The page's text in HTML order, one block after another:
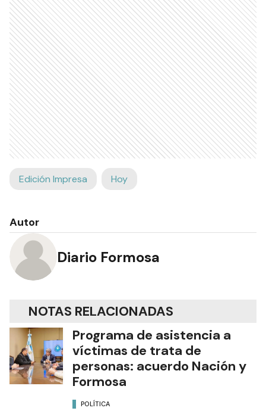
Edición Impresa Hoy
Autor
Diario Formosa
NOTAS RELACIONADAS
Programa de asistencia a
víctimas de trata de
personas: acuerdo Nación y
Formosa
POLÍTICA